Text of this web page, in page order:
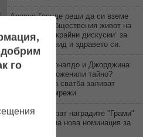
Ариана Гранде реши да си вземе
почивка от обществения живот на
фона на „безкрайни дискусии“ за
външния си вид и здравето си.
Кристиано Роналдо и Джорджина
Родригес се оженили тайно?
Слуховете за сватба заливат
социалните мрежи
BTS бойкотират наградите "Грами"
заради спорна нова номинация за
го